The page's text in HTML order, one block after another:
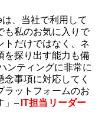
は、当社で利用して
も私のお気に入りで
トだけではなく、ネ
を探り出す能力も備
ンティングに非常に
事項に対応してく
ラットフォームのお
」–IT担当リーダー